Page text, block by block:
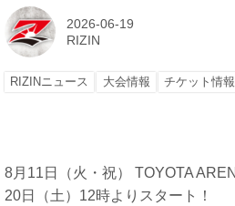
2026-06-19
RIZIN
RIZINニュース 大会情報 チケット情報
8月11日（火・祝） TOYOTA
20日（土）12時よりスタート！